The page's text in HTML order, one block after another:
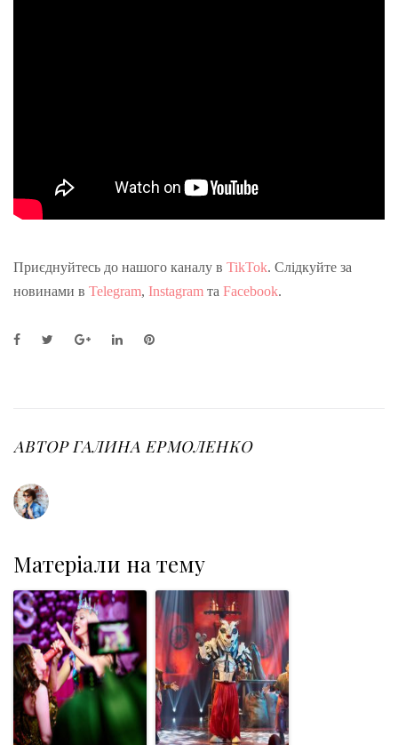
Приєднуйтесь до нашого каналу в TikTok. Слідкуйте за
новинами в Telegram, Instagram та Facebook.
o
k
r
+
I
n
e
s
АВТОРГАЛИНА ЕРМОЛЕНКО
Матеріали на тему